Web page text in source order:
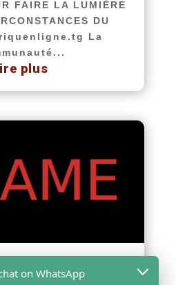
FAIRE LA LUMIÈRE
DU
La
plus
JEUNE DE 29
on WhatsApp